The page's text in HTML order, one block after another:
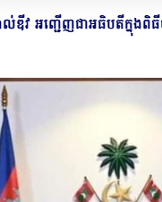
ឌី​វ អញ្ជើញ​ជា​អធិបតី​ក្នុង​